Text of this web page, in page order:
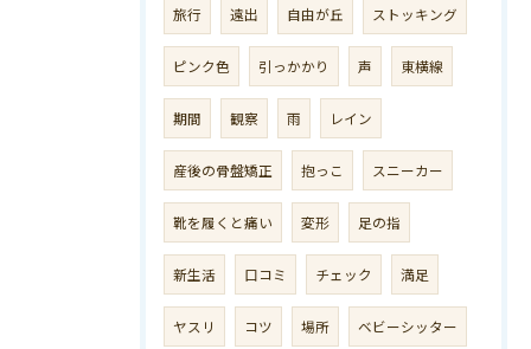
旅行 遠出 自由が丘 ストッキング
ピンク色 引っかかり 声 東横線
期間 観察 雨 レイン
産後の骨盤矯正 抱っこ スニーカー
靴を履くと痛い 変形 足の指
新生活 口コミ チェック 満足
ヤスリ コツ 場所 ベビーシッター